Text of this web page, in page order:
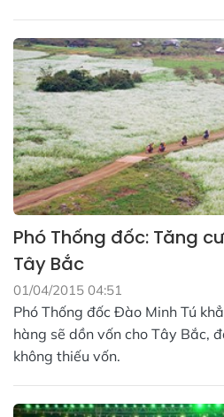
Phó Thống đốc: Tăng
Tây Bắc
01/04/2015 04:51
Phó Thống đốc Đào Minh Tú
hàng sẽ dồn vốn cho Tây Bắc,
không thiếu vốn.